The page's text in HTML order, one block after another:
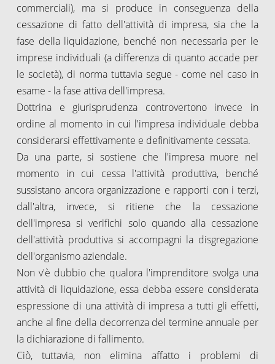
commerciali), ma si produce in conseguenza della
cessazione di fatto dell'attività di impresa, sia che la
fase della liquidazione, benché non necessaria per le
imprese individuali (a differenza di quanto accade per
le società), di norma tuttavia segue - come nel caso in
esame - la fase attiva dell'impresa.
Dottrina e giurisprudenza controvertono invece in
ordine al momento in cui l'impresa individuale debba
considerarsi effettivamente e definitivamente cessata.
Da una parte, si sostiene che l'impresa muore nel
momento in cui cessa l'attività produttiva, benché
sussistano ancora organizzazione e rapporti con i terzi,
dall'altra, invece, si ritiene che la cessazione
dell'impresa si verifichi solo quando alla cessazione
dell'attività produttiva si accompagni la disgregazione
dell'organismo aziendale.
Non v'è dubbio che qualora l'imprenditore svolga una
attività di liquidazione, essa debba essere considerata
espressione di una attività di impresa a tutti gli effetti,
anche al fine della decorrenza del termine annuale per
la dichiarazione di fallimento.
Ciò, tuttavia, non elimina affatto i problemi di